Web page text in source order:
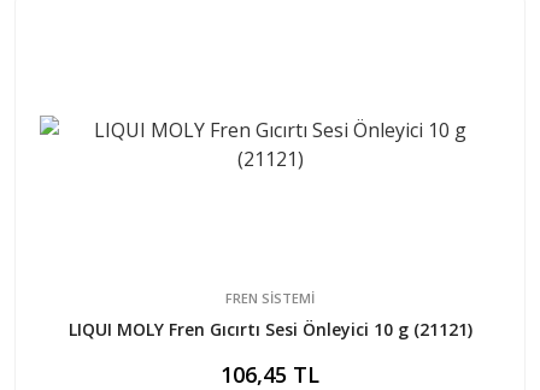
FREN SISTEMI
LIQUI MOLY Fren Gıcırtı Sesi Önleyici 10 g (21121)
106,45 TL